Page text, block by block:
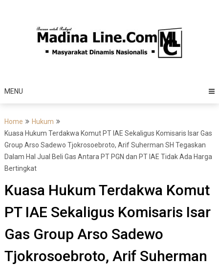
MENU
Home
Hukum
Kuasa Hukum Terdakwa Komut PT IAE Sekaligus Komisaris Isar Gas
Group Arso Sadewo Tjokrosoebroto, Arif Suherman SH Tegaskan
Dalam Hal Jual Beli Gas Antara PT PGN dan PT IAE Tidak Ada Harga
Bertingkat
Kuasa Hukum Terdakwa Komut
PT IAE Sekaligus Komisaris Isar
Gas Group Arso Sadewo
Tjokrosoebroto, Arif Suherman